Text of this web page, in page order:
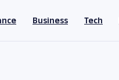
Business Tech